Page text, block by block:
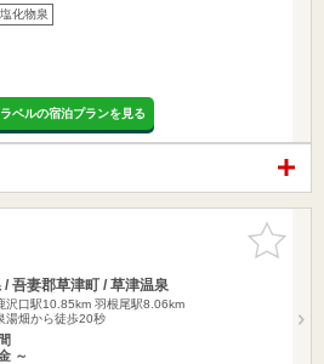
塩化物泉
ベルの宿泊プランを見る
お気に入
りに追加
/ 吾妻郡草津町 / 草津温泉
沢口駅10.85km 羽根尾駅8.06km
湯畑から徒歩20秒
～